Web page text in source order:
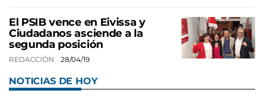
El PSIB vence en Eivissa y
Ciudadanos asciende a la
segunda posición
REDACCIÓN 28/04/19
NOTICIAS DE HOY